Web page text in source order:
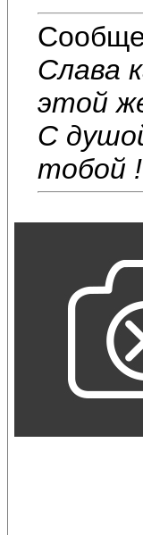
Слава
этой
С
тобой